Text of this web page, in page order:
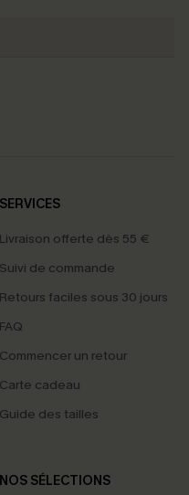
SERVICES
Livraison offerte dès 55 €
Suivi de commande
Retours faciles sous 30 jours
FAQ
Commencer un retour
Carte cadeau
Guide des tailles
NOS SÉLECTIONS
-15%